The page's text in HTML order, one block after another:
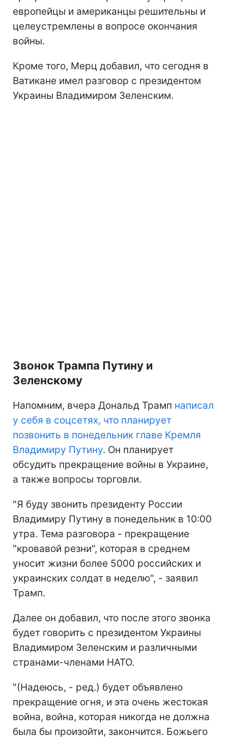
европейцы и американцы решительны и
целеустремлены в вопросе окончания
войны.
Кроме того, Мерц добавил, что сегодня в
Ватикане имел разговор с президентом
Украины Владимиром Зеленским.
Звонок Трампа Путину и
Зеленскому
Напомним, вчера Дональд Трамп написал
у себя в соцсетях, что планирует
позвонить в понедельник главе Кремля
Владимиру Путину. Он планирует
обсудить прекращение войны в Украине,
а также вопросы торговли.
"Я буду звонить президенту России
Владимиру Путину в понедельник в 10:00
утра. Тема разговора - прекращение
"кровавой резни", которая в среднем
уносит жизни более 5000 российских и
украинских солдат в неделю", - заявил
Трамп.
Далее он добавил, что после этого звонка
будет говорить с президентом Украины
Владимиром Зеленским и различными
странами-членами НАТО.
"(Надеюсь, - ред.) будет объявлено
прекращение огня, и эта очень жестокая
война, война, которая никогда не должна
была бы произойти, закончится. Божьего